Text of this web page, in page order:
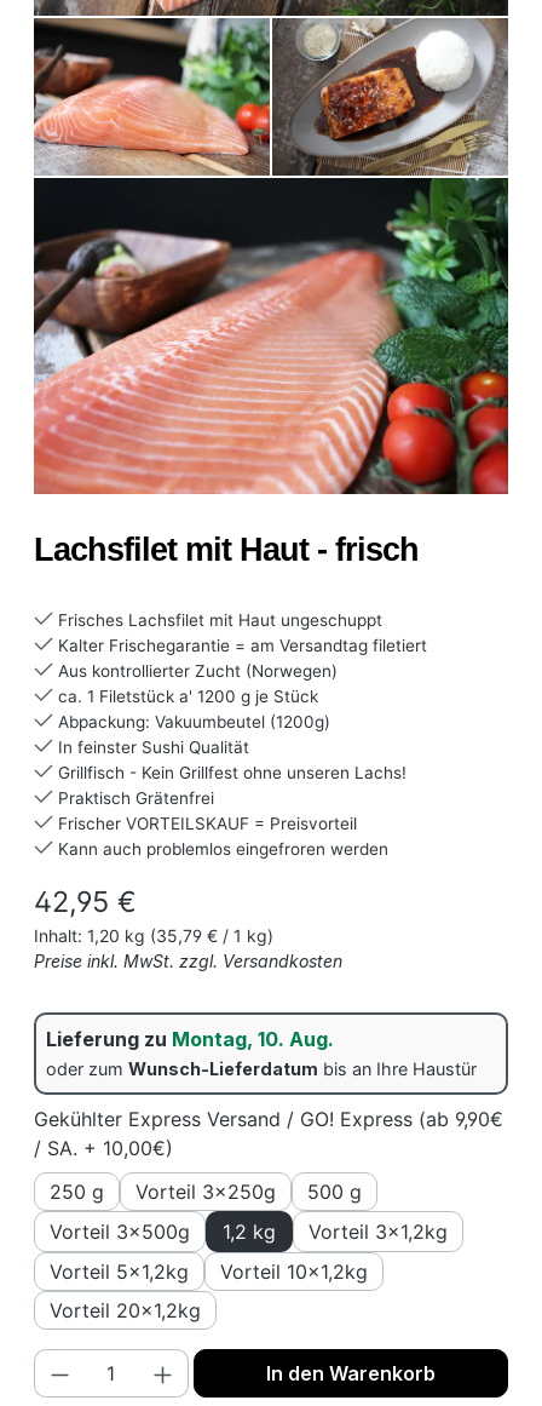
Lachsfilet mit Haut - frisch
Frisches Lachsfilet mit Haut ungeschuppt
Kalter Frischegarantie = am Versandtag filetiert
Aus kontrollierter Zucht (Norwegen)
ca. 1 Filetstück a' 1200 g je Stück
Abpackung: Vakuumbeutel (1200g)
In feinster Sushi Qualität
Grillfisch - Kein Grillfest ohne unseren Lachs!
Praktisch Grätenfrei
Frischer VORTEILSKAUF = Preisvorteil
Kann auch problemlos eingefroren werden
Regulärer Preis:
42,95 €
Inhalt: 1,20 kg (35,79 € / 1 kg)
Preise inkl. MwSt. zzgl. Versandkosten
Lieferung zu Montag, 10. Aug.
oder zum Wunsch-Lieferdatum bis an Ihre Haustür
Gekühlter Express Versand / GO! Express (ab 9,90€
/ SA. + 10,00€)
250 g
Vorteil 3x250g
500 g
Vorteil 3x500g
1,2 kg
Vorteil 3x1,2kg
Vorteil 5x1,2kg
Vorteil 10x1,2kg
Vorteil 20x1,2kg
Produkt Anzahl: Gib den gewünschten
In den Warenkorb